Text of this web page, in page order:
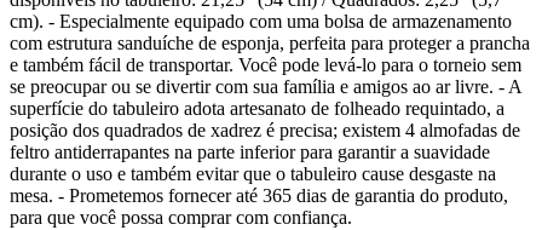
cm). - Especialmente equipado com uma bolsa de armazenamento
com estrutura sanduíche de esponja, perfeita para proteger a prancha
e também fácil de transportar. Você pode levá-lo para o torneio sem
se preocupar ou se divertir com sua família e amigos ao ar livre. - A
superfície do tabuleiro adota artesanato de folheado requintado, a
posição dos quadrados de xadrez é precisa; existem 4 almofadas de
feltro antiderrapantes na parte inferior para garantir a suavidade
durante o uso e também evitar que o tabuleiro cause desgaste na
mesa. - Prometemos fornecer até 365 dias de garantia do produto,
para que você possa comprar com confiança.